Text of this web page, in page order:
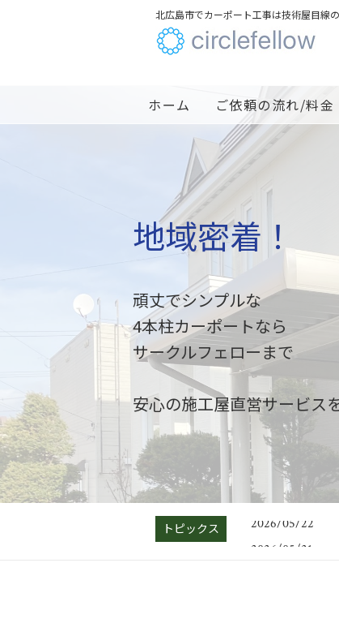
北広島市でカーポート工事は技術屋目線
ホーム ご依頼の流れ/料金
地域密着！
頑丈でシンプルな
4本柱カーポートなら
サークルフェローまで
安心の施工屋直営サービス
トピックス
2025/06/01
2026/05/22
2026/05/21